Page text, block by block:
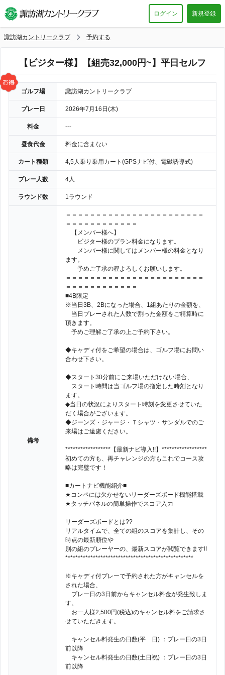
ログイン 新規登録
諏訪湖カントリークラブ 予約する
【ビジター様】【組売32,000円~】平日セルフ
ゴルフ場 諏訪湖カントリークラブ
プレー日 2026年7月16日(木)
料金 ---
昼食代金 料金に含まない
カート種類 4,5人乗り乗用カート(GPSナビ付、電磁誘導式)
プレー人数 4人
ラウンド数 1ラウンド
備考
＝＝＝＝＝＝＝＝＝＝＝＝＝＝＝＝＝＝＝＝＝＝＝
＝＝＝＝＝＝＝＝＝＝＝＝
【メンバー様へ】
ビジター様のプラン料金になります。
メンバー様に関してはメンバー様の料金となり
ます。
予めご了承の程よろしくお願いします。
＝＝＝＝＝＝＝＝＝＝＝＝＝＝＝＝＝＝＝＝＝＝＝
＝＝＝＝＝＝＝＝＝＝＝＝
■4B限定
※当日3B、2Bになった場合、1組あたりの金額を、
当日プレーされた人数で割った金額をご精算時に
頂きます。
予めご理解ご了承の上ご予約下さい。
◆キャディ付をご希望の場合は、ゴルフ場にお問い
合わせ下さい。
◆スタート30分前にご来場いただけない場合、
スタート時間は当ゴルフ場の指定した時刻となり
ます。
◆当日の状況によりスタート時刻を変更させていた
だく場合がございます。
◆ジーンズ・ジャージ・Ｔシャツ・サンダルでのご
来場はご遠慮ください。
******************【最新ナビ導入!!】******************
初めての方も、再チャレンジの方もこれでコース攻
略は完璧です！
■カートナビ機能紹介■
★コンペには欠かせないリーダーズボード機能搭載
★タッチパネルの簡単操作でスコア入力
リーダーズボードとは??
リアルタイムで、全ての組のスコアを集計し、その
時点の最新順位や
別の組のプレーヤーの、最新スコアが閲覧できます!!
***************************************************
※キャディ付プレーで予約された方がキャンセルを
された場合、
プレー日の3日前からキャンセル料金が発生致しま
す。
お一人様2,500円(税込)のキャンセル料をご請求さ
せていただきます。
キャンセル料発生の日数(平 日) ：プレー日の3日
前以降
キャンセル料発生の日数(土日祝) ：プレー日の3日
前以降